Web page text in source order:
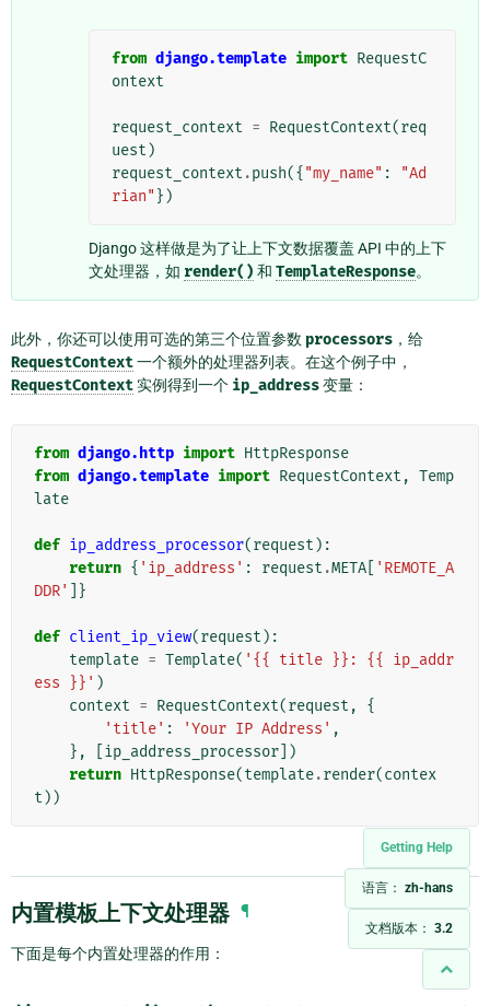
Getting Help
语言： zh-hans
文档版本： 3.2
from django.template import RequestC
ontext
request_context = RequestContext(req
uest )
request_context .push({ "my_name" :
"Ad
rian" })
Django 这样做是为了让上下文数据覆盖 API 中的上下
文处理器，如 render() 和 TemplateResponse。
此外，你还可以使用可选的第三个位置参数 processors ，给
RequestContext一个额外的处理器列表。在这个例子中，
RequestContext实例得到一个 ip_address变量：
from django.http import HttpResponse
from django.template import RequestContext , Temp
late
def ip_address_processor(request ):
return { 'ip_address' : request .META
'REMOTE_A
DDR'
]}
def client_ip_view(request ):
template = Template( '{{ title }}: {{ ip_addr
ess }}' )
context = RequestContext(request ,
{
'title' : 'Your IP Address' ,
},
ip_address_processor ])
return HttpResponse(template.render(contex
t ))
内置模板上下文处理器 ¶
下面是每个内置处理器的作用：